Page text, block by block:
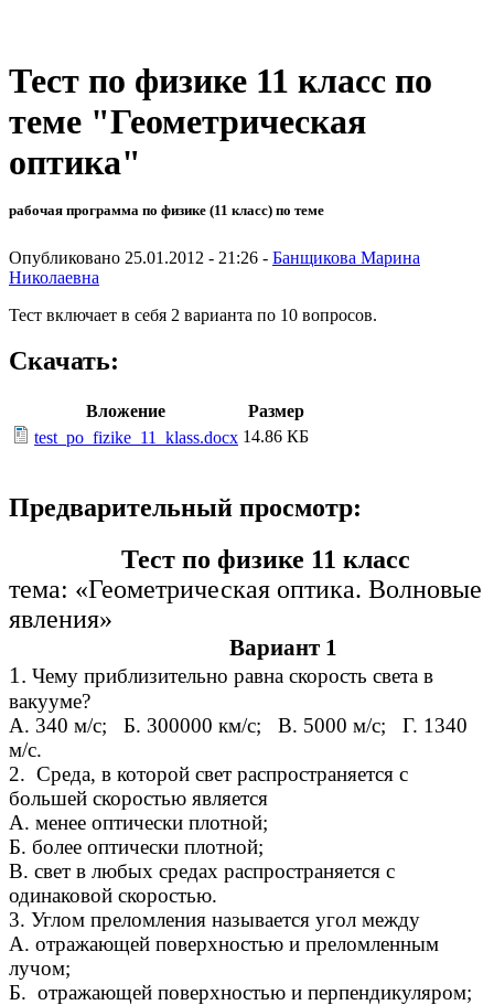
Тест по физике 11 класс по
теме "Геометрическая
оптика"
рабочая программа по физике (11 класс) по теме
Опубликовано 25.01.2012 - 21:26 - Банщикова Марина
Николаевна
Тест включает в себя 2 варианта по 10 вопросов.
Скачать:
Вложение
Размер
test_po_fizike_11_klass.docx 14.86 КБ
Предварительный просмотр:
Тест по физике 11 класс
тема: «Геометрическая оптика. Волновые
явления»
Вариант 1
1. Чему приблизительно равна скорость света в
вакууме?
А. 340 м/с; Б. 300000 км/с; В. 5000 м/с; Г. 1340
м/с.
2. Среда, в которой свет распространяется с
большей скоростью является
А. менее оптически плотной;
Б. более оптически плотной;
В. свет в любых средах распространяется с
одинаковой скоростью.
3. Углом преломления называется угол между
А. отражающей поверхностью и преломленным
лучом;
Б. отражающей поверхностью и перпендикуляром;